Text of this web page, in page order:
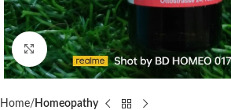
Click to enlarge
Home Homeopathy